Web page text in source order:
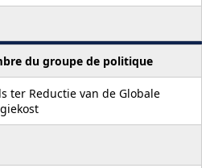
du groupe de politique
ter Reductie van de Globale